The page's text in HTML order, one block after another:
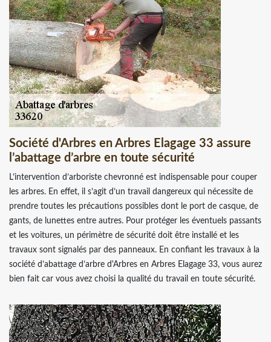
Société d'Arbres en Arbres Elagage 33 assure
l’abattage d’arbre en toute sécurité
L’intervention d’arboriste chevronné est indispensable pour couper
les arbres. En effet, il s’agit d’un travail dangereux qui nécessite de
prendre toutes les précautions possibles dont le port de casque, de
gants, de lunettes entre autres. Pour protéger les éventuels passants
et les voitures, un périmètre de sécurité doit être installé et les
travaux sont signalés par des panneaux. En confiant les travaux à la
société d’abattage d’arbre d'Arbres en Arbres Elagage 33, vous aurez
bien fait car vous avez choisi la qualité du travail en toute sécurité.